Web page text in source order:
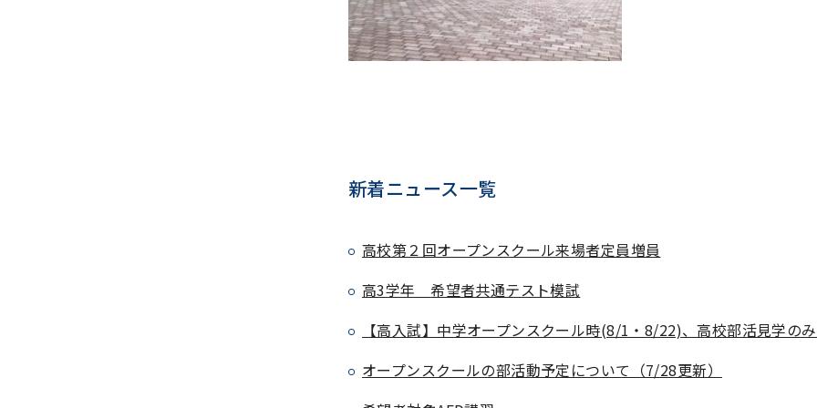
新着ニュース一覧
高校第２回オープンスクール来場者定員増員
高3学年 希望者共通テスト模試
【高入試】中学オープンスクール時(8/1・8/22)、高校部活見学の
オープンスクールの部活動予定について（7/28更新）